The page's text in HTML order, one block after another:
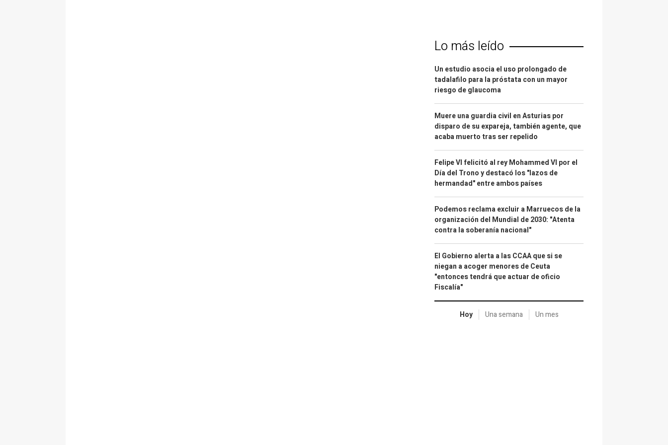
Lo más leído
Un estudio asocia el uso prolongado de
tadalafilo para la próstata con un mayor
riesgo de glaucoma
Muere una guardia civil en Asturias por
disparo de su expareja, también agente, que
acaba muerto tras ser repelido
Felipe VI felicitó al rey Mohammed VI por el
Día del Trono y destacó los "lazos de
hermandad" entre ambos países
Podemos reclama excluir a Marruecos de la
organización del Mundial de 2030: "Atenta
contra la soberanía nacional"
El Gobierno alerta a las CCAA que si se
niegan a acoger menores de Ceuta
"entonces tendrá que actuar de oficio
Fiscalía"
Hoy Una semana Un mes